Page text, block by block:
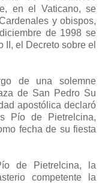
en el Vaticano, se
y obispos,
de 1998 se
II, el Decreto sobre el
de una solemne
de San Pedro Su
apostólica declaró
Pío de Pietrelcina,
fecha de su fiesta
de Pietrelcina, la
competente la